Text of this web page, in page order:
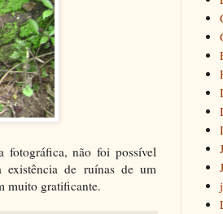
fotográfica, não foi possível
existência de ruínas de um
muito gratificante.